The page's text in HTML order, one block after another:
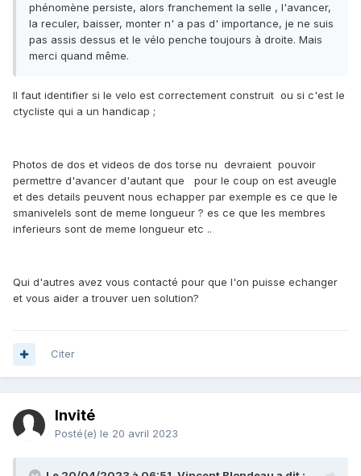
phénomène persiste, alors franchement la selle , l'avancer,
la reculer, baisser, monter n' a pas d' importance, je ne suis
pas assis dessus et le vélo penche toujours à droite. Mais
merci quand même.
Il faut identifier si le velo est correctement construit ou si c'est le
ctycliste qui a un handicap ;
Photos de dos et videos de dos torse nu devraient pouvoir
permettre d'avancer d'autant que pour le coup on est aveugle
et des details peuvent nous echapper par exemple es ce que le
smanivelels sont de meme longueur ? es ce que les membres
inferieurs sont de meme longueur etc ..
Qui d'autres avez vous contacté pour que l'on puisse echanger
et vous aider a trouver uen solution?
Citer
Invité
Posté(e) le 20 avril 2023